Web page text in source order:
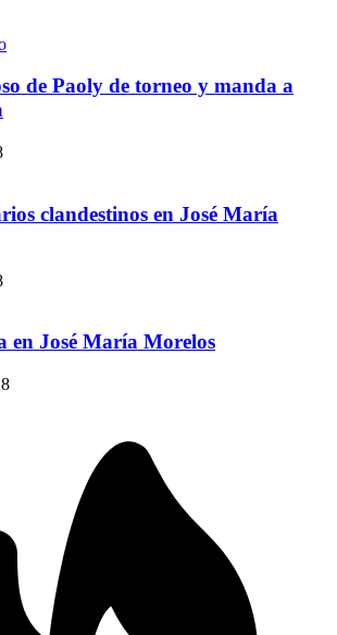
de Paoly de torneo y manda a
clandestinos en José María
en José María Morelos